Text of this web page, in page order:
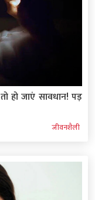
हो जाएं सावधान! पड़
जीवनशैली